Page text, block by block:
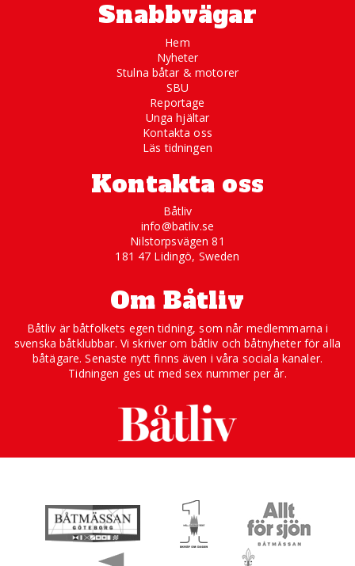
Snabbvägar
Hem
Nyheter
Stulna båtar & motorer
SBU
Reportage
Unga hjältar
Kontakta oss
Läs tidningen
Kontakta oss
Båtliv
info@batliv.se
Nilstorpsvägen 81
181 47 Lidingö, Sweden
Om Båtliv
Båtliv är båtfolkets egen tidning, som når medlemmarna i
svenska båtklubbar. Vi skriver om båtliv och båtnyheter för alla
båtägare. Senaste nytt finns även i våra sociala kanaler.
Tidningen ges ut med sex nummer per år.